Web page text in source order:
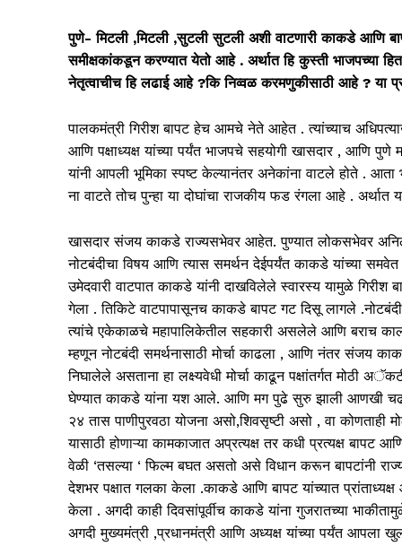
पुणे- मिटली ,मिटली ,सुटली सुटली अशी वाटणारी काकडे आणि
समीक्षकांकडून करण्यात येतो आहे . अर्थात हि कुस्ती भाजपच्या
नेतृत्वाचीच हि लढाई आहे ?कि निव्वळ करमणुकीसाठी आहे ? या
पालकमंत्री गिरीश बापट हेच आमचे नेते आहेत . त्यांच्याच
आणि पक्षाध्यक्ष यांच्या पर्यंत भाजपचे सहयोगी खासदार , आणि
यांनी आपली भूमिका स्पष्ट केल्यानंतर अनेकांना वाटले होते .
ना वाटते तोच पुन्हा या दोघांचा राजकीय फड रंगला आहे . अर्थात
खासदार संजय काकडे राज्यसभेवर आहेत. पुण्यात लोकसभेवर
नोटबंदीचा विषय आणि त्यास समर्थन देईपर्यंत काकडे यांच्या
उमेदवारी वाटपात काकडे यांनी दाखविलेले स्वारस्य यामुळे गिरीश
गेला . तिकिटे वाटपापासूनच काकडे बापट गट दिसू लागले
त्यांचे एकेकाळचे महापालिकेतील सहकारी असलेले आणि बराच काल
म्हणून नोटबंदी समर्थनासाठी मोर्चा काढला , आणि नंतर संजय
निघालेले असताना हा लक्ष्यवेधी मोर्चा काढून पक्षांतर्गत मोठी
घेण्यात काकडे यांना यश आले. आणि मग पुढे सुरु झाली आणखी
२४ तास पाणीपुरवठा योजना असो,शिवसृष्टी असो , वा कोणताही
यासाठी होणाऱ्या कामकाजात अप्रत्यक्ष तर कधी प्रत्यक्ष बापट
वेळी ‘तसल्या ‘ फिल्म बघत असतो असे विधान करून बापटांनी
देशभर पक्षात गलका केला .काकडे आणि बापट यांच्यात
केला . अगदी काही दिवसांपूर्वीच काकडे यांना गुजरातच्या
अगदी मुख्यमंत्री ,प्रधानमंत्री आणि अध्यक्ष यांच्या पर्यंत आपला